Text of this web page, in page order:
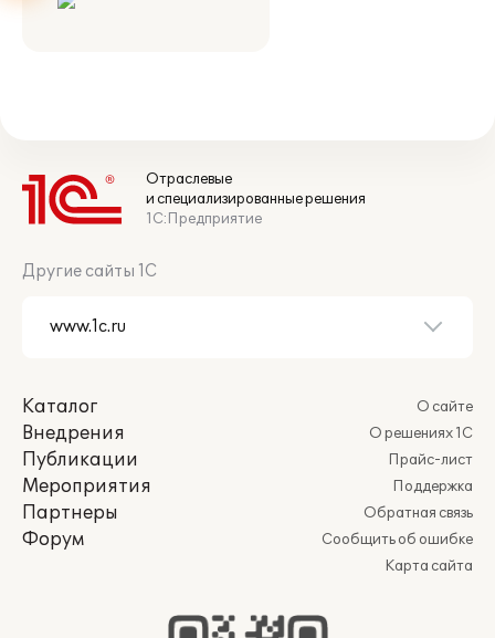
Отраслевые
и специализированные решения
1С:Предприятие
Другие сайты 1С
Каталог
Внедрения
Публикации
Мероприятия
Партнеры
Форум
О сайте
О решениях 1С
Прайс-лист
Поддержка
Обратная связь
Сообщить об ошибке
Карта сайта